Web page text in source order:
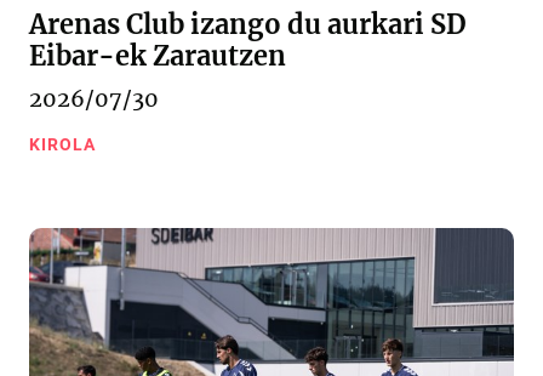
Arenas Club izango du aurkari SD
Eibar-ek Zarautzen
2026/07/30
KIROLA